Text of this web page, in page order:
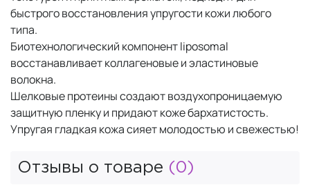
быстрого восстановления упругости кожи любого
типа.
Биотехнологический компонент liposomal
восстанавливает коллагеновые и эластиновые
волокна.
Шелковые протеины создают воздухопроницаемую
защитную пленку и придают коже бархатистость.
Упругая гладкая кожа сияет молодостью и свежестью!
Отзывы о товаре (0)